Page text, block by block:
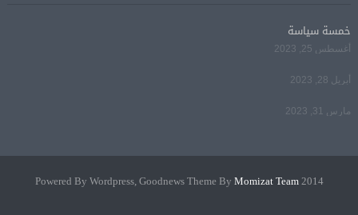
مي سليم: سعيدة بالعودة الى الكوميديا
خمسة سياسة
أغسطس 25, 2023
أبريل 28, 2023
مارس 31, 2023
2014 Powered By Wordpress, Goodnews Theme By
Momizat Team